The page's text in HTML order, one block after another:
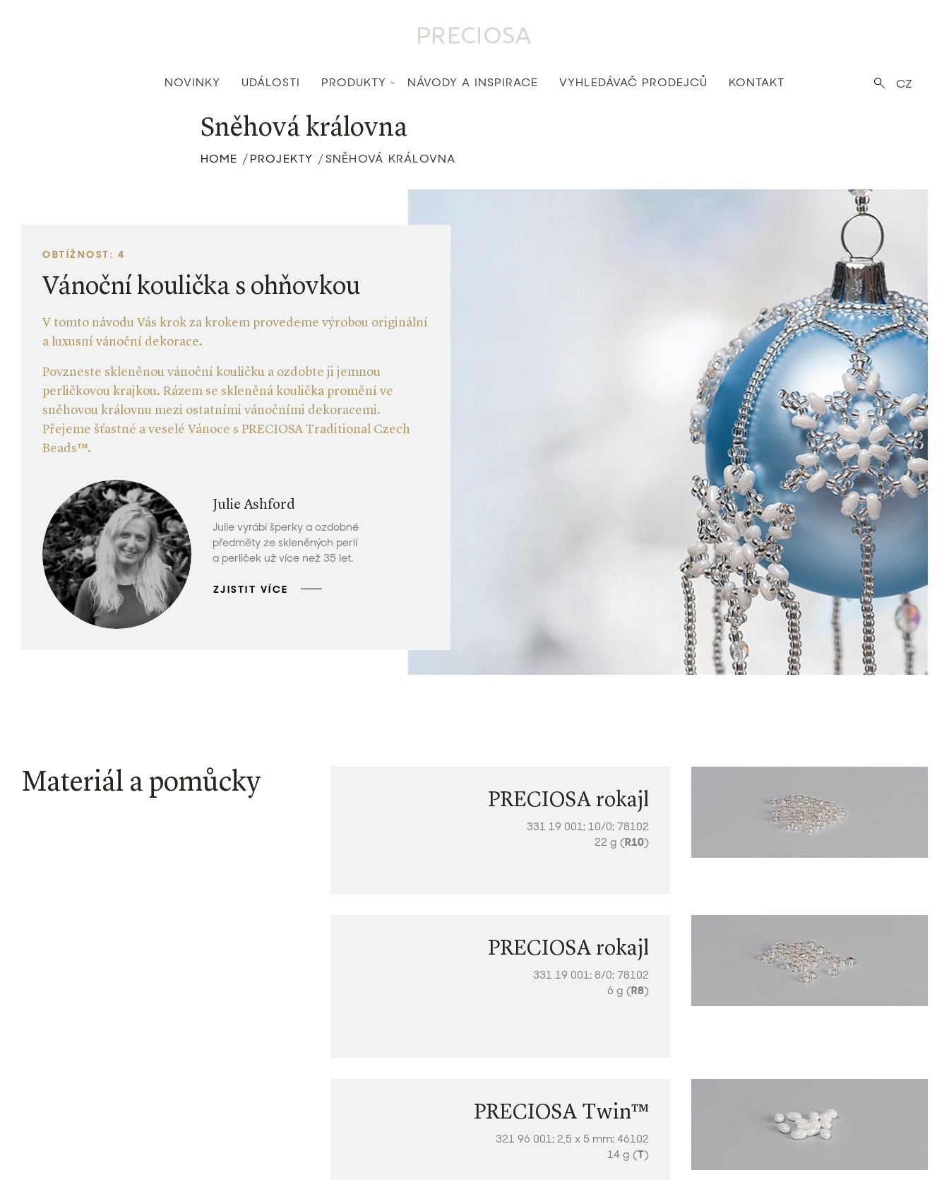
CZ
NOVINKY UDÁLOSTI PRODUKTY NÁVODY A INSPIRACE VYHLEDÁVAČ PRODEJCŮ KONTAKT
Sněhová královna
HOME / PROJEKTY / SNĚHOVÁ KRÁLOVNA
OBTÍŽNOST: 4
Vánoční koulička s ohňovkou
V tomto návodu Vás krok za krokem provedeme výrobou originální
a luxusní vánoční dekorace.
Povzneste skleněnou vánoční kouličku a ozdobte ji jemnou
perličkovou krajkou. Rázem se skleněná koulička promění ve
sněhovou královnu mezi ostatními vánočními dekoracemi.
Přejeme šťastné a veselé Vánoce s PRECIOSA Traditional Czech
Beads™.
Julie Ashford
Julie vyrábí šperky a ozdobné
předměty ze skleněných perlí
a perliček už více než 35 let.
ZJISTIT VÍCE
Materiál a pomůcky
PRECIOSA rokajl
331 19 001; 10/0; 78102
22 g (R10)
PRECIOSA rokajl
331 19 001; 8/0; 78102
6 g (R8)
PRECIOSA Twin™
321 96 001; 2,5 x 5 mm; 46102
14 g (T)